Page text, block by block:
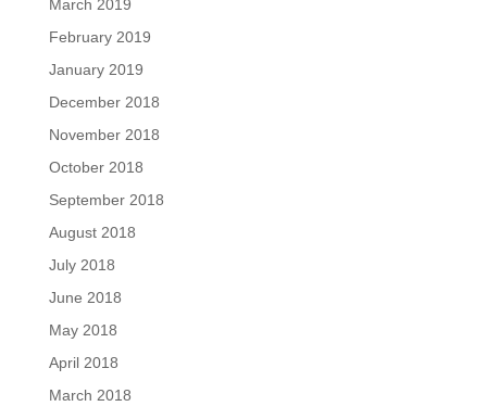
March 2019
February 2019
January 2019
December 2018
November 2018
October 2018
September 2018
August 2018
July 2018
June 2018
May 2018
April 2018
March 2018